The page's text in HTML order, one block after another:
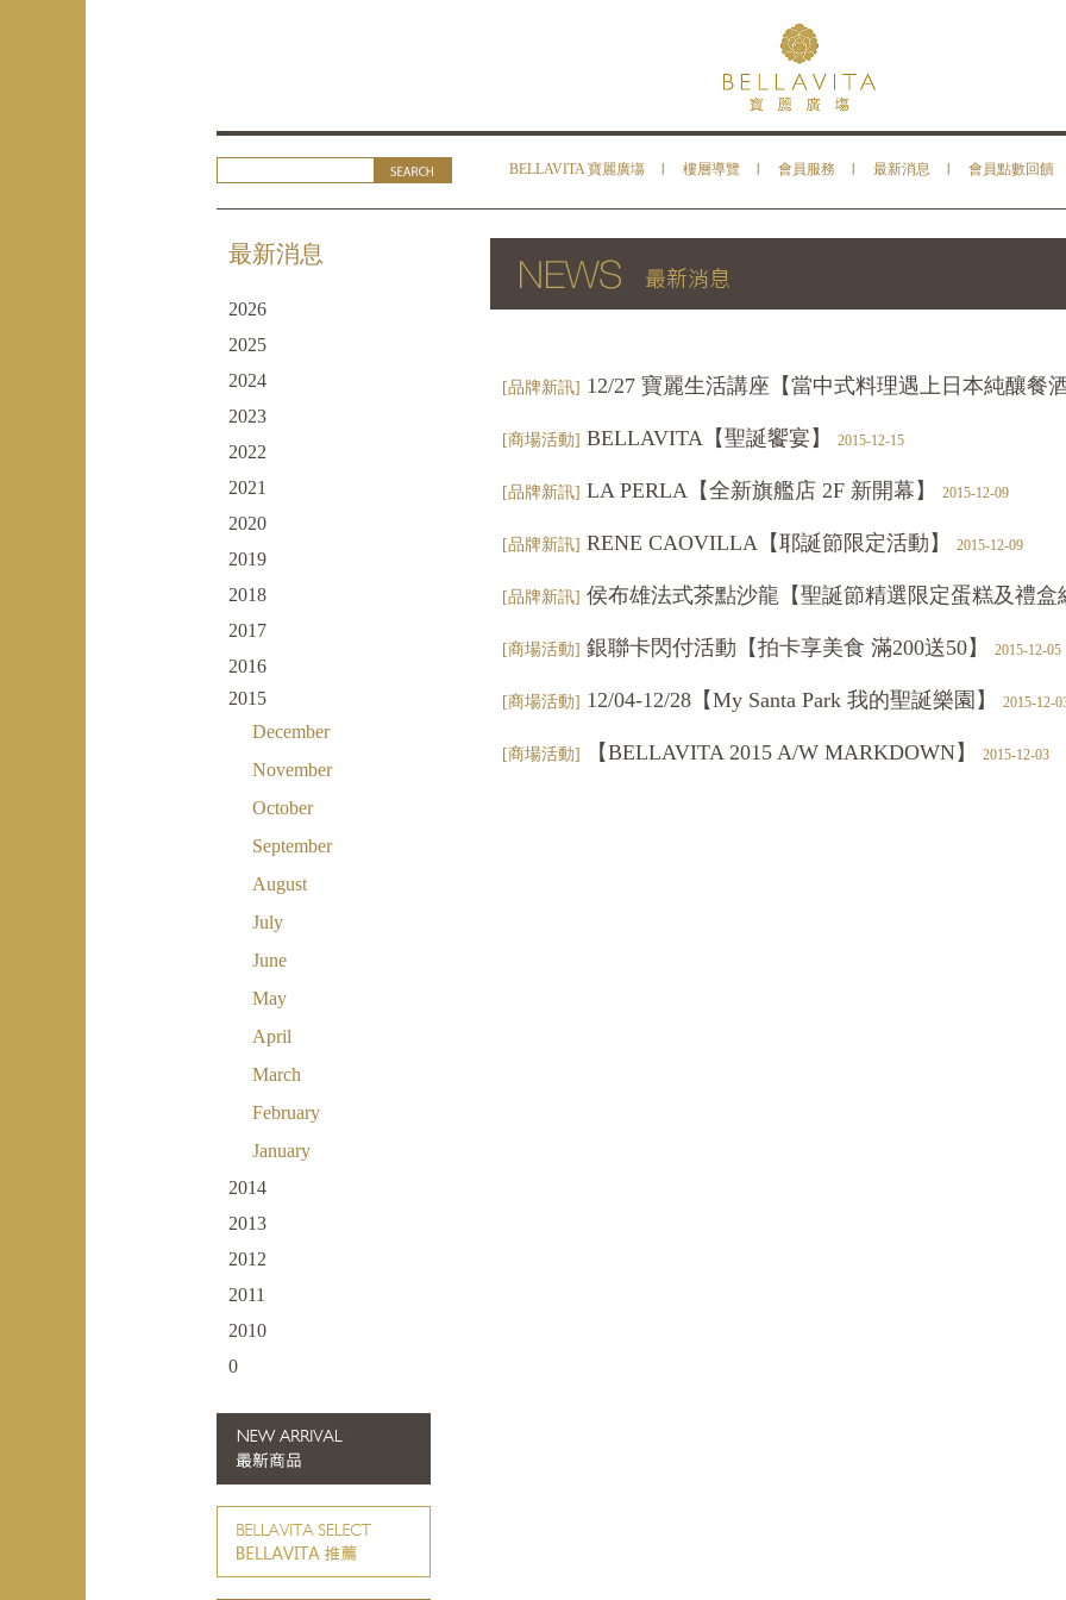
BELLAVITA 寶麗廣塲 樓層導覽 會員服務 最新消息 會員點數回饋
最新消息
2026
2025
2024
2023
2022
2021
2020
2019
2018
2017
2016
2015
December
November
October
September
August
July
June
May
April
March
February
January
2014
2013
2012
2011
2010
0
[品牌新訊] 12/27 寶麗生活講座【當中式料理遇上日本純釀餐
[商場活動] BELLAVITA【聖誕饗宴】 2015-12-15
[品牌新訊] LA PERLA【全新旗艦店 2F 新開幕】 2015-12-09
[品牌新訊] RENE CAOVILLA【耶誕節限定活動】 2015-12-09
[品牌新訊] 侯布雄法式茶點沙龍【聖誕節精選限定蛋糕及禮盒
[商場活動] 銀聯卡閃付活動【拍卡享美食 滿200送50】 2015-12-05
[商場活動] 12/04-12/28【My Santa Park 我的聖誕樂園】 2015-12-
[商場活動] 【BELLAVITA 2015 A/W MARKDOWN】 2015-12-03